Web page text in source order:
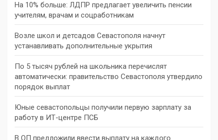
На 10% больше: ЛДПР предлагает увеличить пенсии
учителям, врачам и соцработникам
Возле школ и детсадов Севастополя начнут
устанавливать дополнительные укрытия
По 5 тысяч рублей на школьника перечислят
автоматически: правительство Севастополя утвердило
порядок выплат
Юные севастопольцы получили первую зарплату за
работу в ИТ-центре ПСБ
В ОП предложили ввести выплату на каждого